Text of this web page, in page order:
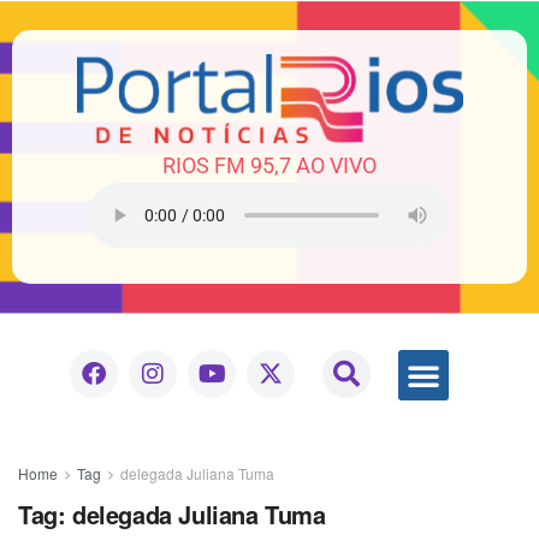
RIOS FM 95,7 AO VIVO
Home Tag delegada Juliana Tuma
Tag: delegada Juliana Tuma